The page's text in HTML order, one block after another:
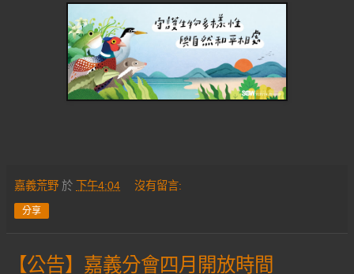
嘉義荒野 於 下午4:04 沒有留言:
分享
【公告】嘉義分會四月開放時間